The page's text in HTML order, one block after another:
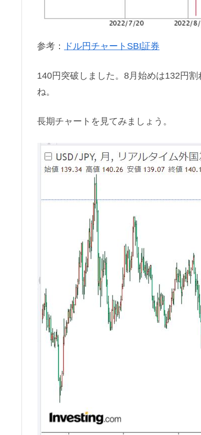
参考： ドル円チャートSBI証券
140円突破しました。8月始めは132円
ね。
長期チャートを見てみましょう。